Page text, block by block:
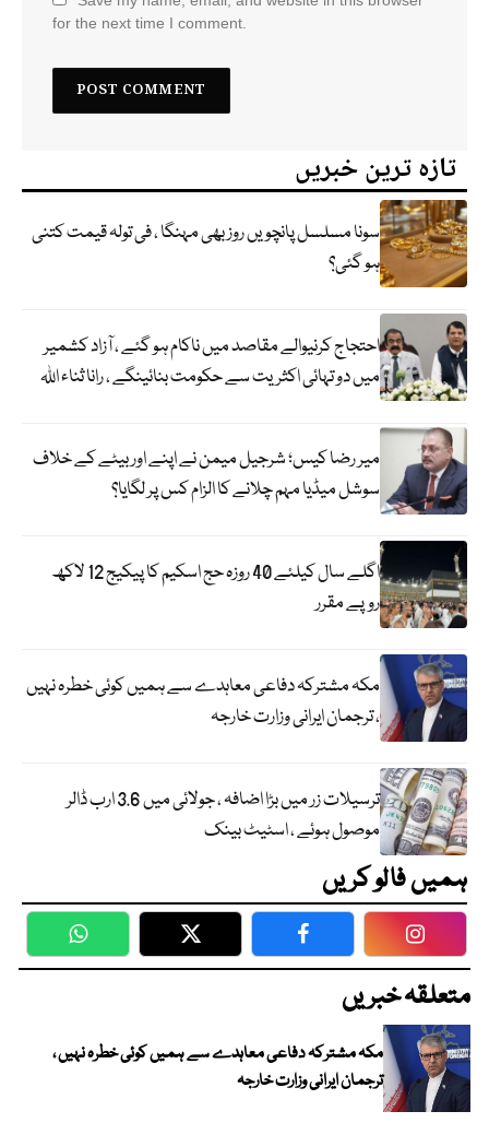
for the next time I comment.
تازہ ترین خبریں
سونا مسلسل پانچویں روز بھی مہنگا ، فی تولہ قیمت کتنی
ہو گئی؟
احتجاج کرنیوالے مقاصد میں ناکام ہو گئے ، آزاد کشمیر
میں دو تہائی اکثریت سے حکومت بنائینگے ، رانا ثناء اللہ
میر رضا کیس؛ شرجیل میمن نے اپنے اور بیٹے کے خلاف
سوشل میڈیا مہم چلانے کا الزام کس پر لگایا؟
اگلے سال کیلئے 40 روزہ حج اسکیم کا پیکیج 12 لاکھ
روپے مقرر
مکہ مشترکہ دفاعی معاہدے سے ہمیں کوئی خطرہ نہیں
، ترجمان ایرانی وزارت خارجہ
ترسیلات زر میں بڑا اضافہ ، جولائی میں 3.6 ارب ڈالر
موصول ہوئے ، اسٹیٹ بینک
ہمیں فالو کریں
WhatsApp Twitter Facebook
متعلقہ خبریں
مکہ مشترکہ دفاعی معاہدے سے ہمیں کوئی خطرہ نہیں ،
ترجمان ایرانی وزارت خارجہ